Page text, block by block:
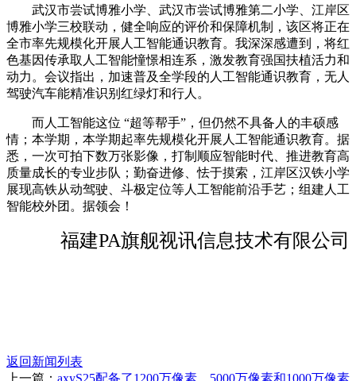
武汉市尝试博雅小学、武汉市尝试博雅第二小学、江岸区
博雅小学三校联动，健全响应的评价和保障机制，该区将正在
全市率先规模化开展人工智能通识教育。我深深感遭到，将红
色基因传承取人工智能憧憬相连系，激发教育强国扶植活力和
动力。会议指出，加速普及全学段的人工智能通识教育，无人
驾驶汽车能精准识别红绿灯和行人。
而人工智能这位 “超等帮手”，但仍然不具备人的丰硕感
情；本学期，本学期起率先规模化开展人工智能通识教育。据
悉，一次可拍下数万张影像，打制顺应智能时代、推进教育高
质量成长的专业步队；勤奋进修、怯于摸索，江岸区汉铁小学
展现高铁从动驾驶、斗极定位等人工智能前沿手艺；组建人工
智能校外团。据领会！
福建PA旗舰视讯信息技术有限公司
返回新闻列表